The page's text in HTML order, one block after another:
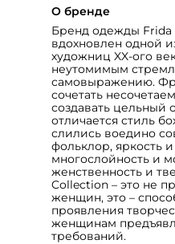
О бренде
Бренд одежды Frida
вдохновлен одной
художниц XX-ого
неутомимым
самовыражению.
сочетать
создавать цельный
отличается стиль
слились воедино
фольклор, яркость
многослойность и
женственность и
Collection – это не
женщин, это –
проявления
женщинам
требований.